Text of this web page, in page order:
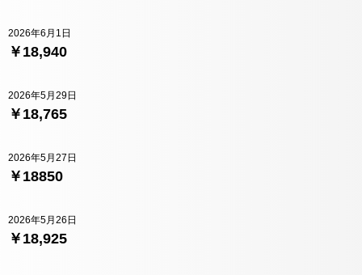
￥18,940
2026年6月1日
￥18,765
2026年5月29日
￥18850
2026年5月27日
￥18,925
2026年5月26日